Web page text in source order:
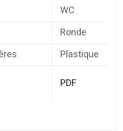
WC
Ronde
Plastique
PDF